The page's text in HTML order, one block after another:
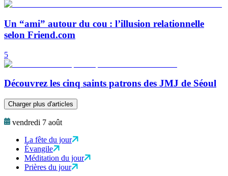
Un “ami” autour du cou : l’illusion relationnelle
selon Friend.com
5
Découvrez les cinq saints patrons des JMJ de Séoul
Charger plus d'articles
vendredi 7 août
La fête du jour
Évangile
Méditation du jour
Prières du jour